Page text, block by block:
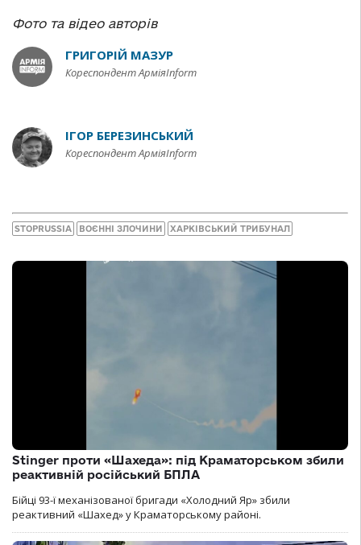
Фото та відео авторів
ГРИГОРІЙ МАЗУР
Кореспондент АрміяInform
ІГОР БЕРЕЗИНСЬКИЙ
Кореспондент АрміяInform
STOPRUSSIA ВОЄННІ ЗЛОЧИНИ ХАРКІВСЬКИЙ ТРИБУНАЛ
Stinger проти «Шахеда»: під Краматорськом збили
реактивній російський БПЛА
Бійці 93-ї механізованої бригади «Холодний Яр» збили
реактивний «Шахед» у Краматорському районі.